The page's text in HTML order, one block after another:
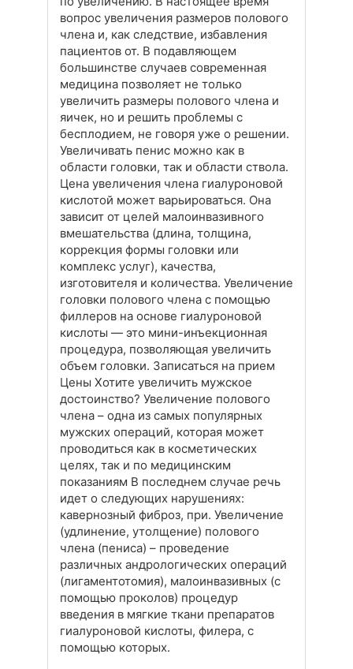
вопрос увеличения размеров полового
члена и, как следствие, избавления
пациентов от. В подавляющем
большинстве случаев современная
медицина позволяет не только
увеличить размеры полового члена и
яичек, но и решить проблемы с
бесплодием, не говоря уже о решении.
Увеличивать пенис можно как в
области головки, так и области ствола.
Цена увеличения члена гиалуроновой
кислотой может варьироваться. Она
зависит от целей малоинвазивного
вмешательства (длина, толщина,
коррекция формы головки или
комплекс услуг), качества,
изготовителя и количества. Увеличение
головки полового члена с помощью
филлеров на основе гиалуроновой
кислоты — это мини-инъекционная
процедура, позволяющая увеличить
объем головки. Записаться на прием
Цены Хотите увеличить мужское
достоинство? Увеличение полового
члена – одна из самых популярных
мужских операций, которая может
проводиться как в косметических
целях, так и по медицинским
показаниям В последнем случае речь
идет о следующих нарушениях:
кавернозный фиброз, при. Увеличение
(удлинение, утолщение) полового
члена (пениса) – проведение
различных андрологических операций
(лигаментотомия), малоинвазивных (с
помощью проколов) процедур
введения в мягкие ткани препаратов
гиалуроновой кислоты, филера, с
помощью которых.